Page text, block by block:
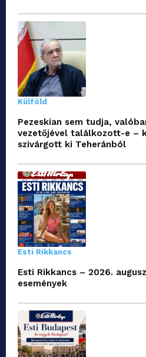
Külföld
Pezeskian sem tudja,
vezetőjével találkozott-e –
szivárgott ki Teheránból
Esti Rikkancs
Esti Rikkancs – 2026.
események